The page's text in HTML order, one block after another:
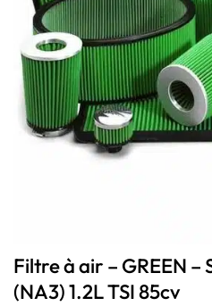
Filtre à air – GREEN –
(NA3) 1.2L TSI 85cv